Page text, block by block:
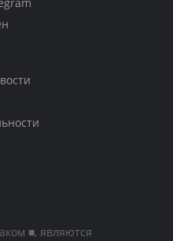
■, являются